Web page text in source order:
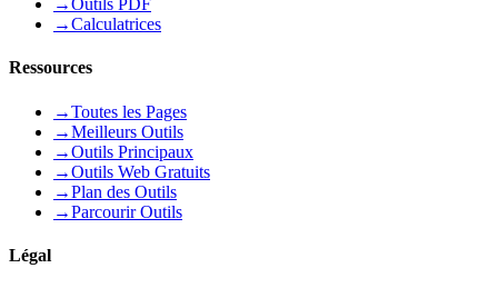
→Outils PDF
→Calculatrices
Ressources
→Toutes les Pages
→Meilleurs Outils
→Outils Principaux
→Outils Web Gratuits
→Plan des Outils
→Parcourir Outils
Légal